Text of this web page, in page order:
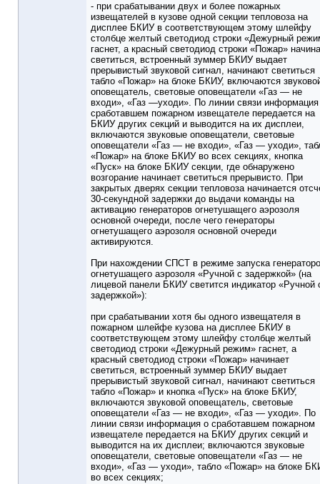
- при срабатывании двух и более пожарных
извещателей в кузове одной секции тепловоза на
дисплее БКИУ в соответствующем этому шлейфу
столбце желтый светодиод строки «Дежурный
гаснет, а красный светодиод строки «Пожар»
светиться, встроенный зуммер БКИУ выдает
прерывистый звуковой сигнал, начинают светиться
табло «Пожар» на блоке БКИУ, включаются
оповещатель, световые оповещатели «Газ — не
входи», «Газ —уходи». По линии связи
сработавшем пожарном извещателе передается на
БКИУ других секций и выводится на их дисплеи,
включаются звуковые оповещатели, световые
оповещатели «Газ — не входи», «Газ — уходи»,
«Пожар» на блоке БКИУ во всех секциях, кнопка
«Пуск» на блоке БКИУ секции, где обнаружено
возгорание начинает светиться прерывисто. При
закрытых дверях секции тепловоза начинается
30-секундной задержки до выдачи команды на
активацию генераторов огнетушащего аэрозоля
основной очереди, после чего генераторы
огнетушащего аэрозоля основной очереди
активируются.
При нахождении СПСТ в режиме запуска
огнетушащего аэрозоля «Ручной с задержкой» (на
лицевой панели БКИУ светится индикатор «Ручной
задержкой»):
при срабатывании хотя бы одного извещателя в
пожарном шлейфе кузова на дисплее БКИУ в
соответствующем этому шлейфу столбце желтый
светодиод строки «Дежурный режим» гаснет, а
красный светодиод строки «Пожар» начинает
светиться, встроенный зуммер БКИУ выдает
прерывистый звуковой сигнал, начинают светиться
табло «Пожар» и кнопка «Пуск» на блоке БКИУ,
включаются звуковой оповещатель, световые
оповещатели «Газ — не входи», «Газ — уходи». По
линии связи информация о сработавшем пожарном
извещателе передается на БКИУ других секций и
выводится на их дисплеи; включаются звуковые
оповещатели, световые оповещатели «Газ — не
входи», «Газ — уходи», табло «Пожар» на блоке
во всех секциях;